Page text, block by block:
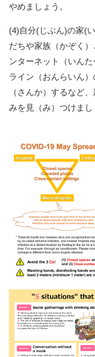
やめましょう。
(4)自分(じぶん)の家(
だちや家族（かぞく
ンターネット（いん
ライン（おんらいん
（さんか）するなど
みを見（み）つけまし